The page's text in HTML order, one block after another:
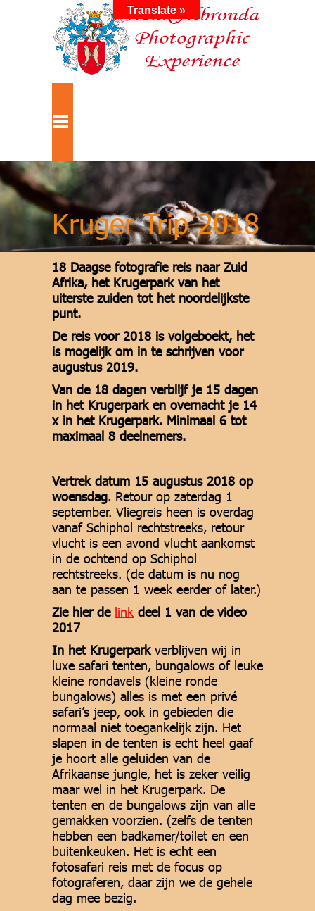
Kruger Trip 2018
18 Daagse fotografie reis naar Zuid
Afrika, het Krugerpark van het
uiterste zuiden tot het noordelijkste
punt.
De reis voor 2018 is volgeboekt, het
is mogelijk om in te schrijven voor
augustus 2019.
Van de 18 dagen verblijf je 15 dagen
in het Krugerpark en overnacht je 14
x in het Krugerpark. Minimaal 6 tot
maximaal 8 deelnemers.
Vertrek datum 15 augustus 2018 op
woensdag. Retour op zaterdag 1
september. Vliegreis heen is overdag
vanaf Schiphol rechtstreeks, retour
vlucht is een avond vlucht aankomst
in de ochtend op Schiphol
rechtstreeks. (de datum is nu nog
aan te passen 1 week eerder of later.)
Zie hier de link deel 1 van de video
2017
In het Krugerparkverblijven wij in
luxe safari tenten, bungalows of leuke
kleine rondavels (kleine ronde
bungalows) alles is met een privé
safari’s jeep, ook in gebieden die
normaal niet toegankelijk zijn. Het
slapen in de tenten is echt heel gaaf
je hoort alle geluiden van de
Afrikaanse jungle, het is zeker veilig
maar wel in het Krugerpark. De
tenten en de bungalows zijn van alle
gemakken voorzien. (zelfs de tenten
hebben een badkamer/toilet en een
buitenkeuken. Het is echt een
fotosafari reis met de focus op
fotograferen, daar zijn we de gehele
dag mee bezig.
Translate »